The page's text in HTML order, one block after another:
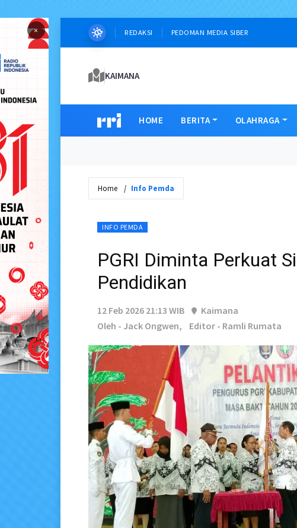
× REDAKSI PEDOMAN MEDIA SIBER
KAIMANA
HOME BERITA OLAHRAGA
Home Info Pemda
INFO PEMDA
PGRI Diminta Perkuat
Pendidikan
12 Feb 2026 21:13 WIB
Kaimana
Oleh - Jack Ongwen,
Editor - Ramli Rumata